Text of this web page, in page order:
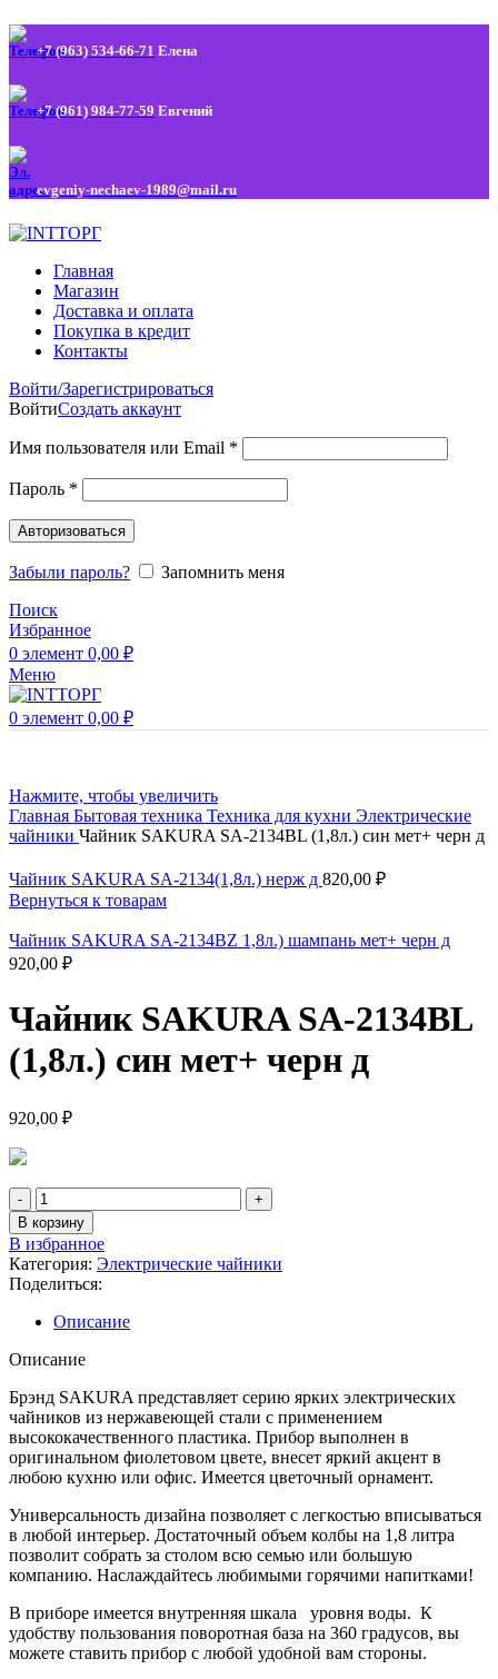
+7 (963) 534-66-71 Елена
+7 (961) 984-77-59 Евгений
evgeniy-nechaev-1989@mail.ru
Главная
Магазин
Доставка и оплата
Покупка в кредит
Контакты
Войти/Зарегистрироваться
ВойтиСоздать аккаунт
Имя пользователя или Email *
Пароль *
Авторизоваться
Забыли пароль?
Запомнить меня
Поиск
Избранное
0 элемент 0,00 ₽
Меню
0 элемент 0,00 ₽
Нажмите, чтобы увеличить
Главная Бытовая техника Техника для кухни Электрические
чайники Чайник SAKURA SA-2134BL (1,8л.) син мет+ черн д
Чайник SAKURA SA-2134(1,8л.) нерж д 820,00 ₽
Вернуться к товарам
Чайник SAKURA SA-2134BZ 1,8л.) шампань мет+ черн д
920,00 ₽
Чайник SAKURA SA-2134BL
(1,8л.) син мет+ черн д
920,00 ₽
В корзину
В избранное
Категория: Электрические чайники
Поделиться:
Описание
Описание
Брэнд SAKURA представляет серию ярких электрических
чайников из нержавеющей стали с применением
высококачественного пластика. Прибор выполнен в
оригинальном фиолетовом цвете, внесет яркий акцент в
любою кухню или офис. Имеется цветочный орнамент.
Универсальность дизайна позволяет с легкостью вписываться
в любой интерьер. Достаточный объем колбы на 1,8 литра
позволит собрать за столом всю семью или большую
компанию. Наслаждайтесь любимыми горячими напитками!
В приборе имеется внутренняя шкала уровня воды. К
удобству пользования поворотная база на 360 градусов, вы
можете ставить прибор с любой удобной вам стороны.